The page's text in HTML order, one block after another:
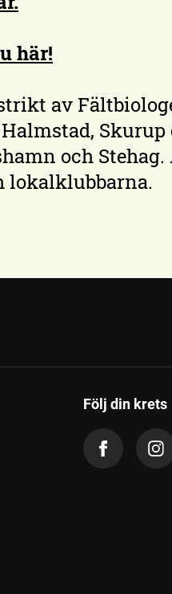
här!
av
och
lokalklubbarna.
Följ din krets